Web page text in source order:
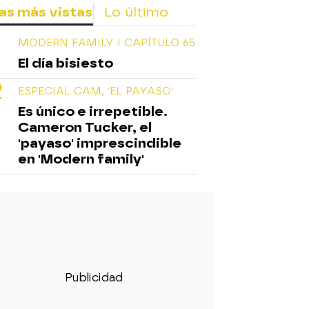
más vistas Lo último
MODERN FAMILY I CAPÍTULO 65
El día bisiesto
ESPECIAL CAM, 'EL PAYASO'
Es único e irrepetible.
Cameron Tucker, el
'payaso' imprescindible
en 'Modern family'